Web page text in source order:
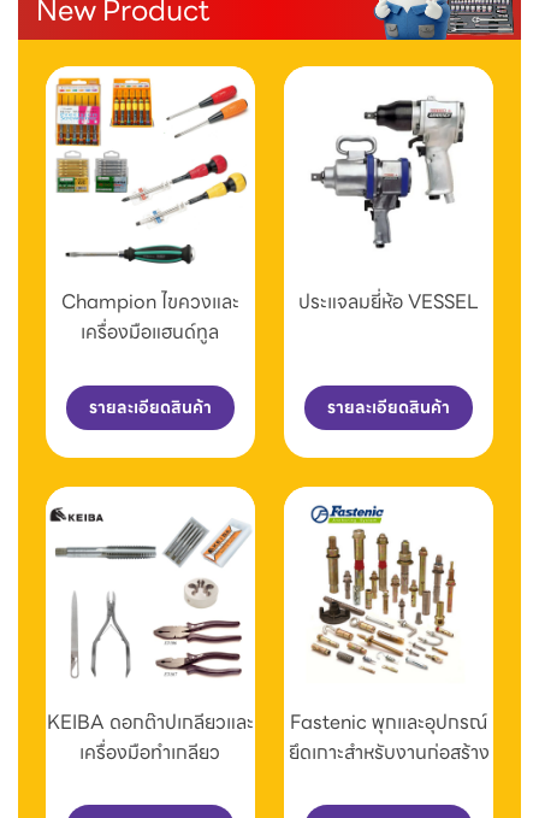
New Product
Champion ไขควงและ
เครื่องมือแฮนด์ทูล
รายละเอียดสินค้า
ประแจลมยี่ห้อ VESSEL
รายละเอียดสินค้า
KEIBA ดอกต๊าปเกลียวและ
เครื่องมือทำเกลียว
Fastenic พุกและอุปกรณ์
ยึดเกาะสำหรับงานก่อสร้าง